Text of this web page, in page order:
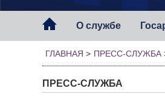
О службе
ГЛАВНАЯ > ПРЕСС-СЛУЖБА
ПРЕСС-СЛУЖБА